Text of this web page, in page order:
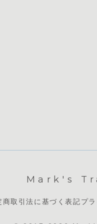
Mark's
商取引法に基づく表記プ